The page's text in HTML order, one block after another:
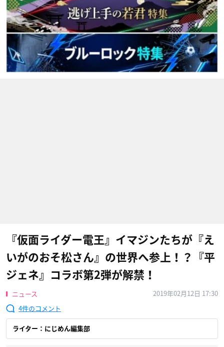
『仮面ライダー電王』イマジンたちが『え
いがのおそ松さん』の世界へ参上！？『平
ジェネ』コラボ第2弾が解禁！
ニュース
2019年02月12日 17:30
4
ライター：にじめん編集部